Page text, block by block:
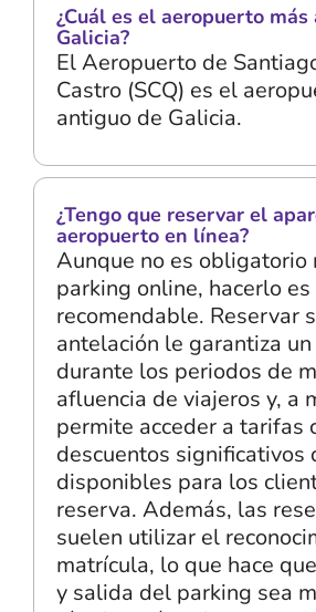
¿Cuál es el aeropuerto
Galicia?
El Aeropuerto de
Castro (SCQ) es el
antiguo de Galicia.
¿Tengo que reservar el
aeropuerto en línea?
Aunque no es obligatorio
parking online, hacerlo
recomendable. Reservar
antelación le garantiza
durante los periodos de
afluencia de viajeros y, a
permite acceder a tarifas
descuentos significativos
disponibles para los
reserva. Además, las
suelen utilizar el
matrícula, lo que hace
y salida del parking sea